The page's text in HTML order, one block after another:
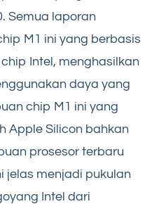
Semua laporan
M1 ini yang berbasis
Intel, menghasilkan
daya yang
chip M1 ini yang
Apple Silicon bahkan
prosesor terbaru
jelas menjadi pukulan
Intel dari